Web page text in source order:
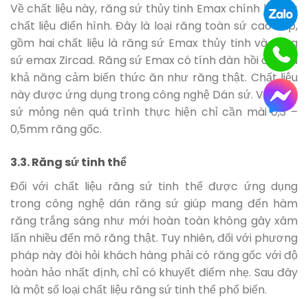
Về chất liệu này, răng sứ thủy tinh Emax chính là một
chất liệu điển hình. Đây là loại răng toàn sứ cao cấp,
gồm hai chất liệu là răng sứ Emax thủy tinh và răng
sứ emax Zircad. Răng sứ Emax có tính đàn hồi cao và
khả năng cảm biến thức ăn như răng thật. Chất liệu
này được ứng dụng trong công nghệ Dán sứ. Với mặt
sứ mỏng nên quá trình thực hiện chỉ cần mài 0,3 –
0,5mm răng gốc.
3.3. Răng sứ tinh thể
Đối với chất liệu răng sứ tinh thể được ứng dụng
trong công nghệ dán răng sứ giúp mang đến hàm
răng trắng sáng như mới hoàn toàn không gây xâm
lấn nhiều đến mô răng thật. Tuy nhiên, đối với phương
pháp này đòi hỏi khách hàng phải có răng gốc với độ
hoàn hảo nhất định, chỉ có khuyết điểm nhẹ. Sau đây
là một số loại chất liệu răng sứ tinh thể phổ biến.